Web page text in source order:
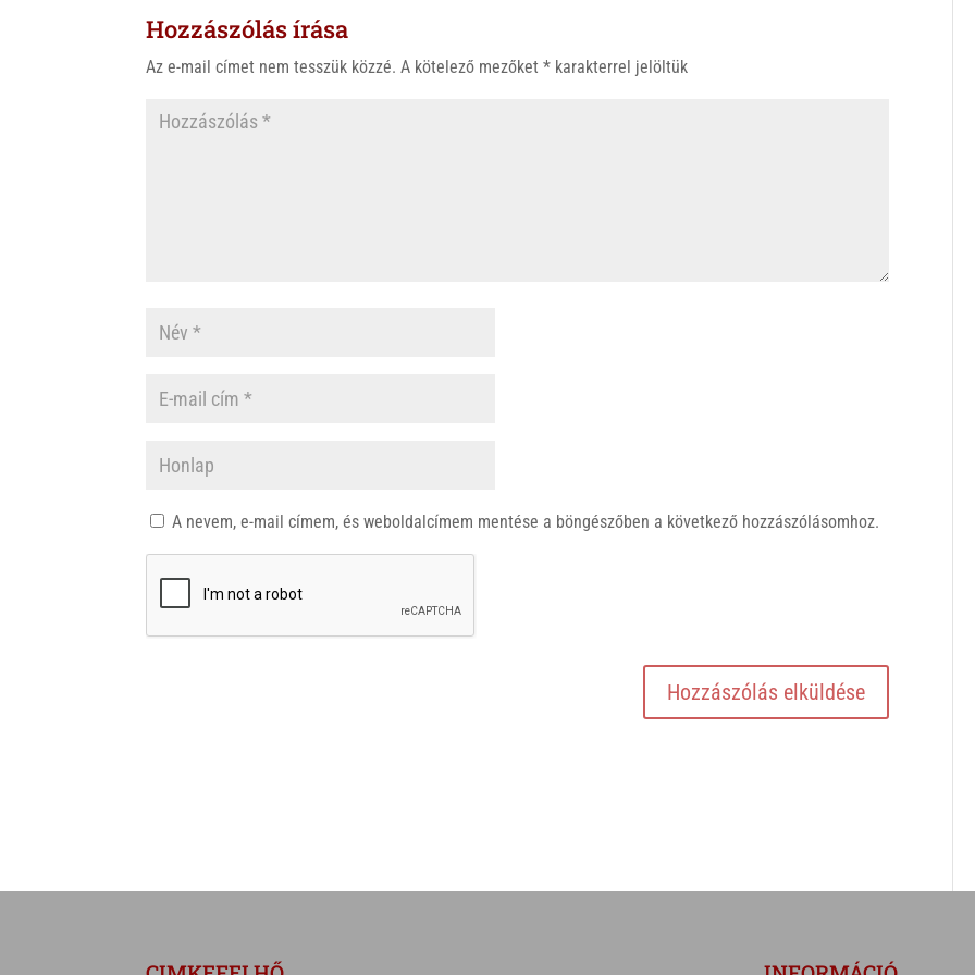
Hozzászólás írása
Az e-mail címet nem tesszük közzé. A kötelező mezőket* karakterrel jelöltük
A nevem, e-mail címem, és weboldalcímem mentése a böngészőben a következő hozzászólásomhoz.